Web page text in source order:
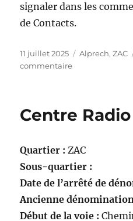
signaler dans les
de Contacts.
Publié
le
11 juillet 2025 Catégories
Alprech,ZAC
commentairesur
radio
Centre
Quartier : ZAC
Sous-quartier :
Date de l’arrêté de
Ancienne
Début de la voie :